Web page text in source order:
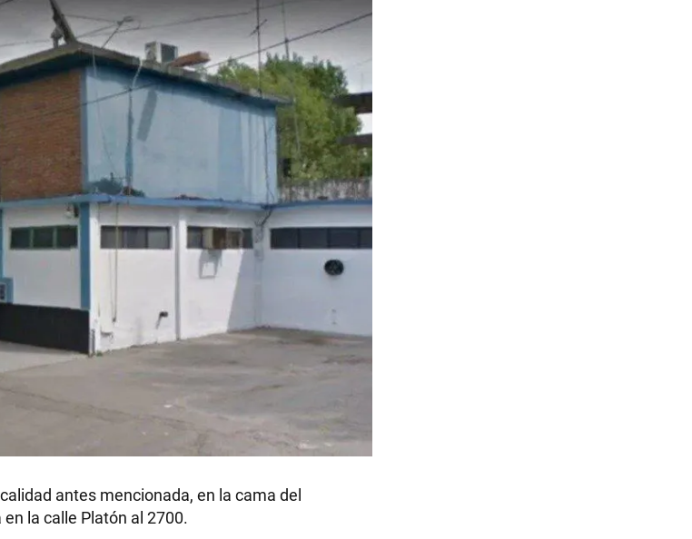
antes mencionada, en la cama del
la calle Platón al 2700.